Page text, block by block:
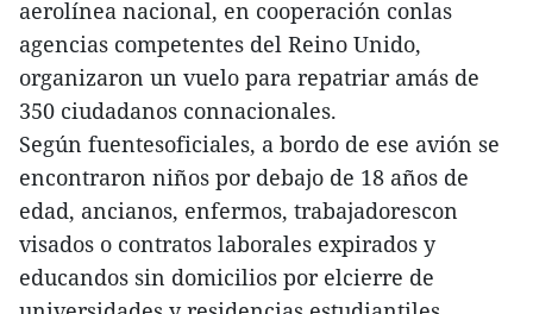
aerolínea nacional, en cooperación conlas
agencias competentes del Reino Unido,
organizaron un vuelo para repatriar amás de
350 ciudadanos connacionales.
Según fuentesoficiales, a bordo de ese avión se
encontraron niños por debajo de 18 años de
edad, ancianos, enfermos, trabajadorescon
visados o contratos laborales expirados y
educandos sin domicilios por elcierre de